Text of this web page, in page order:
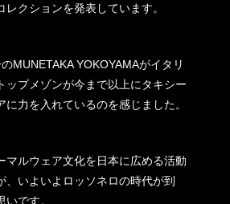
クションを発表しています。
MUNETAKA YOKOYAMAがイタリ
ップメゾンが今まで以上にタキシー
に力を入れているのを感じました。
マルウェア文化を日本に広める活動
、いよいよロッソネロの時代が到
です。